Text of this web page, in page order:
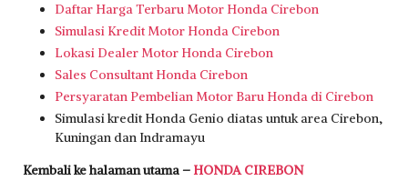
Daftar Harga Terbaru Motor Honda Cirebon
Simulasi Kredit Motor Honda Cirebon
Lokasi Dealer Motor Honda Cirebon
Sales Consultant Honda Cirebon
Persyaratan Pembelian Motor Baru Honda di Cirebon
Simulasi kredit Honda Genio diatas untuk area Cirebon,
Kuningan dan Indramayu
Kembali ke halaman utama – HONDA CIREBON